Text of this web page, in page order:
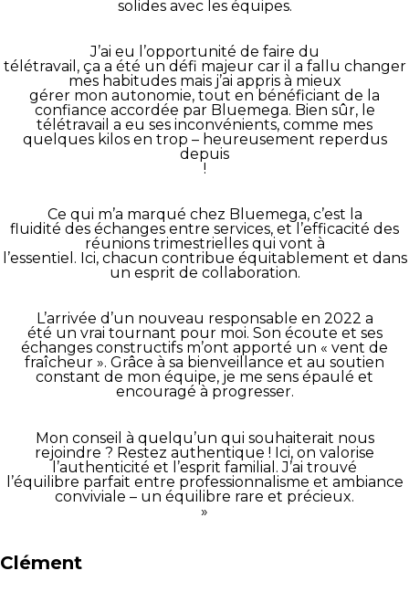
solides avec les équipes.
J’ai eu l’opportunité de faire du
télétravail, ça a été un défi majeur car il a fallu changer
mes habitudes mais j’ai appris à mieux
gérer mon autonomie, tout en bénéficiant de la
confiance accordée par Bluemega. Bien sûr, le
télétravail a eu ses inconvénients, comme mes
quelques kilos en trop – heureusement reperdus
depuis
!
Ce qui m’a marqué chez Bluemega, c’est la
fluidité des échanges entre services, et l’efficacité des
réunions trimestrielles qui vont à
l’essentiel. Ici, chacun contribue équitablement et dans
un esprit de collaboration.
L’arrivée d’un nouveau responsable en 2022 a
été un vrai tournant pour moi. Son écoute et ses
échanges constructifs m’ont apporté un « vent de
fraîcheur ». Grâce à sa bienveillance et au soutien
constant de mon équipe, je me sens épaulé et
encouragé à progresser.
Mon conseil à quelqu’un qui souhaiterait nous
rejoindre ? Restez authentique ! Ici, on valorise
l’authenticité et l’esprit familial. J’ai trouvé
l’équilibre parfait entre professionnalisme et ambiance
conviviale – un équilibre rare et précieux.
»
Clément